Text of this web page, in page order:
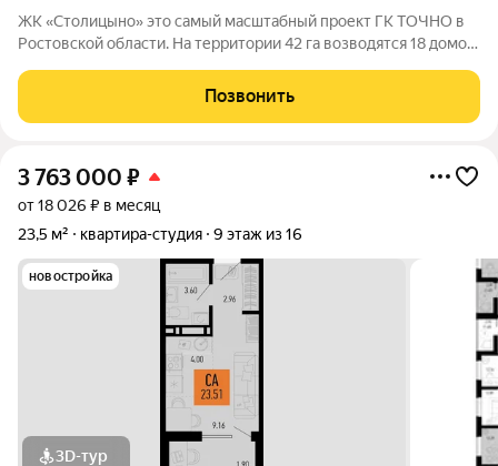
ЖК «Столицыно» это самый масштабный проект ГК ТОЧНО в
Ростовской области. На территории 42 га возводятся 18 домов
на 600 мест, медицинский центр, парк 8,4 га и фитнес-центр с
бассейном.
Позвонить
3 763 000 ₽
от 18 026 ₽ в месяц
23,5 м²
квартира-студия 9 этаж из 16
новостройка
3D-тур